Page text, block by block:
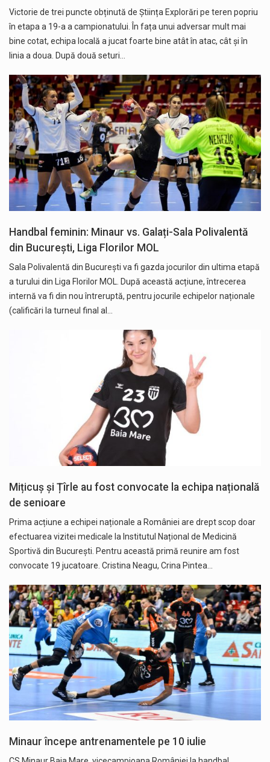
Victorie de trei puncte obținută de Știința Explorări pe teren popriu
în etapa a 19-a a campionatului. În fața unui adversar mult mai
bine cotat, echipa locală a jucat foarte bine atât în atac, cât și în
linia a doua. După două seturi…
Handbal feminin: Minaur vs. Galați-Sala Polivalentă
din București, Liga Florilor MOL
Sala Polivalentă din București va fi gazda jocurilor din ultima etapă
a turului din Liga Florilor MOL. După această acțiune, întrecerea
internă va fi din nou întreruptă, pentru jocurile echipelor naționale
(calificări la turneul final al…
Mițicuș și Țîrle au fost convocate la echipa națională
de senioare
Prima acțiune a echipei naționale a României are drept scop doar
efectuarea vizitei medicale la Institutul Național de Medicină
Sportivă din București. Pentru această primă reunire am fost
convocate 19 jucatoare. Cristina Neagu, Crina Pintea…
Minaur începe antrenamentele pe 10 iulie